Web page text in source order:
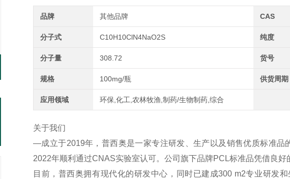
品牌 其他品牌 CAS
分子式 C10H10ClN4NaO2S 纯度
分子量 308.72 货号
规格 100mg/瓶 供货周期
应用领域 环保,化工,农林牧渔,制药/生物制药,综合
关于我们
—成立于2019年，普西奥是一家专注研发、生产以及销售优质标准品
2022年顺利通过CNAS实验室认可。公司旗下品牌PCL标准品凭借良好
目前，普西奥拥有现代化的研发中心，同时已建成300 m2专业研发